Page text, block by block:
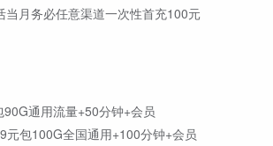
当月务必任意渠道一次性首充100元
通用流量+50分钟+会员
元包100G全国通用+100分钟+会员